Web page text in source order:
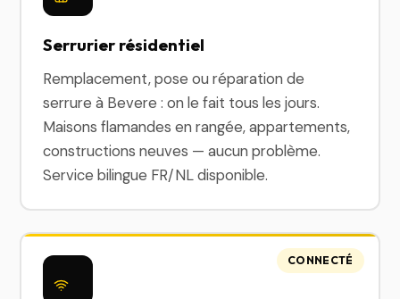
Serrurier résidentiel
Remplacement, pose ou réparation de
serrure à Bevere : on le fait tous les jours.
Maisons flamandes en rangée, appartements,
constructions neuves — aucun problème.
Service bilingue FR/NL disponible.
CONNECTÉ